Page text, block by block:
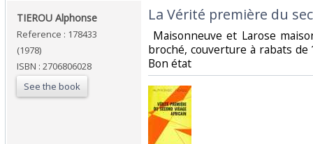
‎TIEROU Alphonse ‎
Reference : 178433
(1978)
ISBN : 2706806028
See the book
‎La Vérité première du
Maisonneuve et Larose
broché, couverture à rabats
Bon état‎